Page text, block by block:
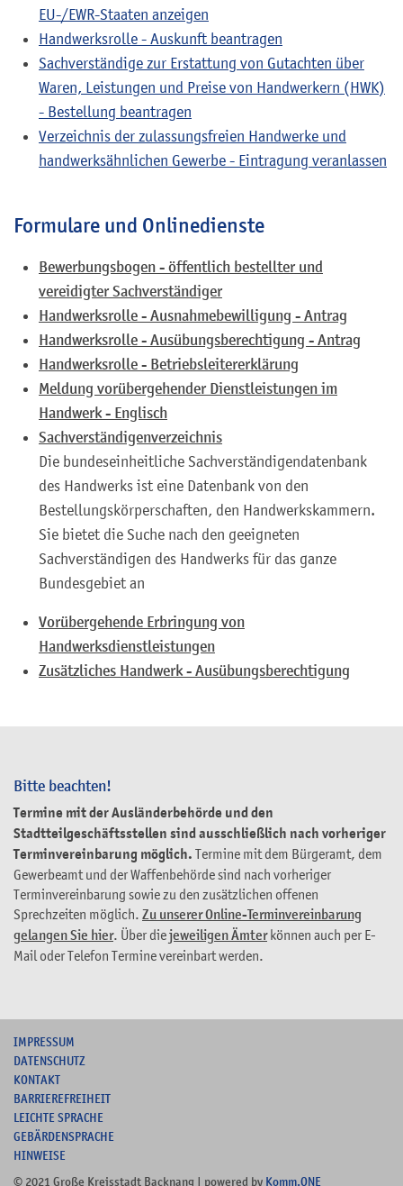
Bitte beachten!
Termine mit der Ausländerbehörde und den
Stadtteilgeschäftsstellen sind ausschließlich nach vorheriger
Terminvereinbarung möglich. Termine mit dem Bürgeramt, dem
Gewerbeamt und der Waffenbehörde sind nach vorheriger
Terminvereinbarung sowie zu den zusätzlichen offenen
Sprechzeiten möglich. Zu unserer Online-Terminvereinbarung
gelangen Sie hier. Über diejeweiligen Ämterkönnen auch per E-
Mail oder Telefon Termine vereinbart werden.
EU-/EWR-Staaten anzeigen
Handwerksrolle - Auskunft beantragen
Sachverständige zur Erstattung von Gutachten über
Waren, Leistungen und Preise von Handwerkern (HWK)
- Bestellung beantragen
Verzeichnis der zulassungsfreien Handwerke und
handwerksähnlichen Gewerbe - Eintragung veranlassen
Formulare und Onlinedienste
Bewerbungsbogen - öffentlich bestellter und
vereidigter Sachverständiger
Handwerksrolle - Ausnahmebewilligung - Antrag
Handwerksrolle - Ausübungsberechtigung - Antrag
Handwerksrolle - Betriebsleitererklärung
Meldung vorübergehender Dienstleistungen im
Handwerk - Englisch
Sachverständigenverzeichnis
Die bundeseinheitliche Sachverständigendatenbank
des Handwerks ist eine Datenbank von den
Bestellungskörperschaften, den Handwerkskammern.
Sie bietet die Suche nach den geeigneten
Sachverständigen des Handwerks für das ganze
Bundesgebiet an
Vorübergehende Erbringung von
Handwerksdienstleistungen
Zusätzliches Handwerk - Ausübungsberechtigung
IMPRESSUM
DATENSCHUTZ
KONTAKT
BARRIEREFREIHEIT
LEICHTE SPRACHE
GEBÄRDENSPRACHE
HINWEISE
© 2021 Große Kreisstadt Backnang | powered by Komm.ONE